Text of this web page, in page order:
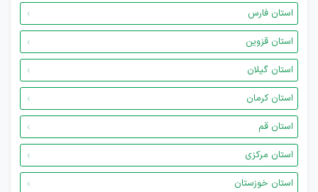
استان فارس
استان قزوین
استان گیلان
استان کرمان
استان قم
استان مرکزی
استان خوزستان